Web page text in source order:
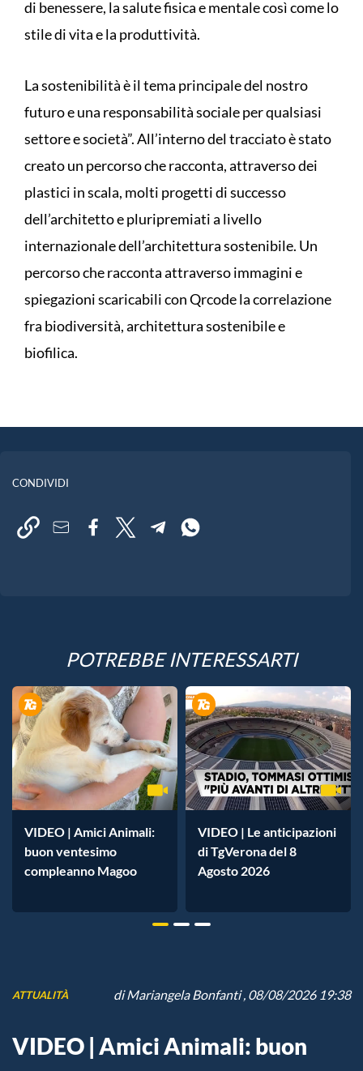
di benessere, la salute fisica e mentale così come lo
stile di vita e la produttività.
La sostenibilità è il tema principale del nostro
futuro e una responsabilità sociale per qualsiasi
settore e società”. All’interno del tracciato è stato
creato un percorso che racconta, attraverso dei
plastici in scala, molti progetti di successo
dell’architetto e pluripremiati a livello
internazionale dell’architettura sostenibile. Un
percorso che racconta attraverso immagini e
spiegazioni scaricabili con Qrcode la correlazione
fra biodiversità, architettura sostenibile e
biofilica.
CONDIVIDI
POTREBBE INTERESSARTI
VIDEO | Amici Animali:
buon ventesimo
compleanno Magoo
VIDEO | Le anticipazioni
di TgVerona del 8
Agosto 2026
ATTUALITÀ diMariangela Bonfanti, 08/08/2026 19:38
VIDEO | Amici Animali: buon